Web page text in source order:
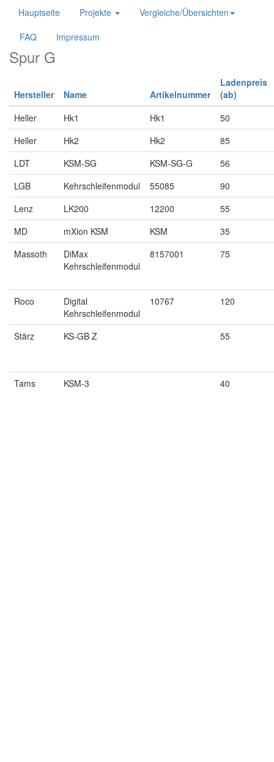
Hauptseite Projekte
Vergleiche/Übersichten
FAQ
Impressum
Spur G
Hersteller Name Artikelnummer
Ladenpreis
(ab)
Heller
Hk1 Hk1
50
Heller
Hk2 Hk2
85
LDT
KSM-SG KSM-SG-G
56
LGB
Kehrschleifenmodul 55085
90
Lenz
LK200 12200
55
MD
mXion KSM KSM
35
Massoth
DiMax
Kehrschleifenmodul
8157001 75
Roco
Digital
Kehrschleifenmodul
10767 120
Stärz KS-GB Z 55
Tams KSM-3 40